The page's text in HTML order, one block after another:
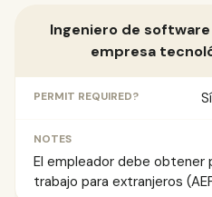
Ingeniero de
empresa
El empleador debe obtener
trabajo para extranjeros